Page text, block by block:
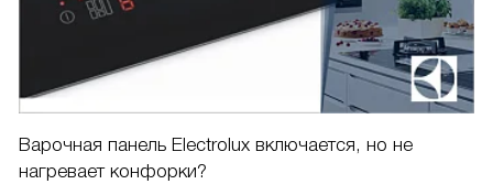
Варочная панель Electrolux включается, но не
нагревает конфорки?